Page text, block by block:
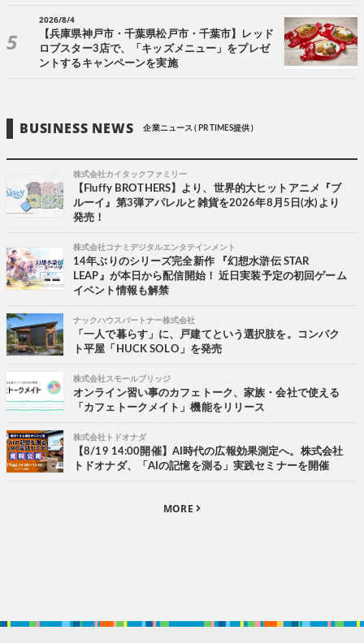
2026/8/4
【兵庫県神戸市・千葉県松戸市・千葉市】レッド
ロブスター3店で、「キッズメニュー」をプレゼ
ントするキャンペーンを実施
BUSINESS NEWS 企業ニュース ( PR TIMES提供 )
株式会社カイタックファミリー
【Fluffy BROTHERS】より、世界的大ヒットアニメ『ブ
ルーイ』第3弾アパレルと雑貨を2026年8月5日(水)より
発売！
株式会社コナミデジタルエンタテインメント
14年ぶりのシリーズ完全新作 『幻想水滸伝 STAR
LEAP』が本日から配信開始！ 近日実装予定の初回ゲーム
イベント情報も解禁
ナックハウスパートナー株式会社
「一人で暮らす」に、戸建てという選択肢を。コンパク
ト平屋「HUCK SOLO」を発売
株式会社スモールブリッジ
オンライン習い事のカフェトーク、家族・会社で使える
「カフェトークメイト」機能をリリース
株式会社トドオナダ
【8/19 14:00開催】AI時代の広報効果測定へ。株式会社
トドオナダ、「AIの記憶を測る」実践セミナーを開催
MORE